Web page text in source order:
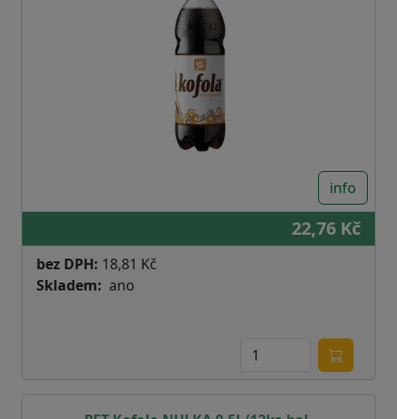
info
22,76 Kč
bez DPH: 18,81 Kč
Skladem
ano